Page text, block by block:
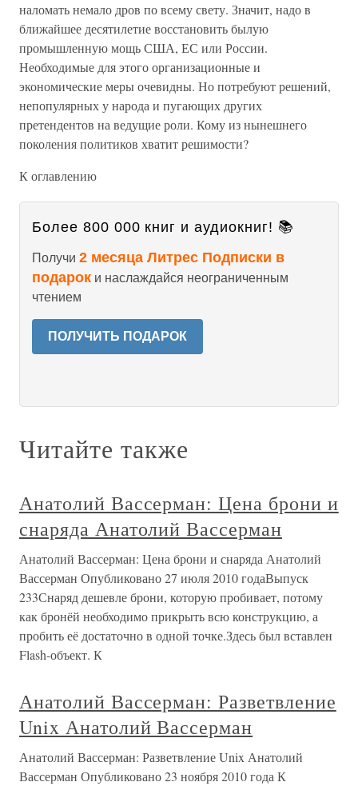
наломать немало дров по всему свету. Значит, надо в
ближайшее десятилетие восстановить былую
промышленную мощь США, ЕС или России.
Необходимые для этого организационные и
экономические меры очевидны. Но потребуют решений,
непопулярных у народа и пугающих других
претендентов на ведущие роли. Кому из нынешнего
поколения политиков хватит решимости?
К оглавлению
Более 800 000 книг и аудиокниг! 📚
Получи 2 месяца Литрес Подписки в
подарок и наслаждайся неограниченным
чтением
ПОЛУЧИТЬ ПОДАРОК
Читайте также
Анатолий Вассерман: Цена брони и
снаряда Анатолий Вассерман
Анатолий Вассерман: Цена брони и снаряда Анатолий
Вассерман Опубликовано 27 июля 2010 годаВыпуск
233Снаряд дешевле брони, которую пробивает, потому
как бронёй необходимо прикрыть всю конструкцию, а
пробить её достаточно в одной точке.Здесь был вставлен
Flash-объект. К
Анатолий Вассерман: Разветвление
Unix Анатолий Вассерман
Анатолий Вассерман: Разветвление Unix Анатолий
Вассерман Опубликовано 23 ноября 2010 года К